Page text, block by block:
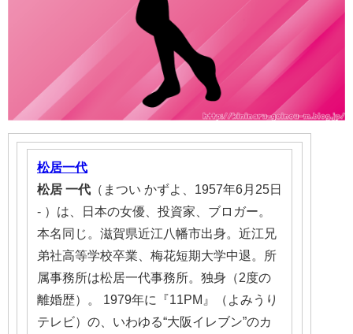
松居一代
松居 一代 （まつい かずよ、1957年6月25日
- ）は、日本の女優、投資家、ブロガー。
本名同じ。滋賀県近江八幡市出身。近江兄
弟社高等学校卒業、梅花短期大学中退。所
属事務所は松居一代事務所。独身（2度の
離婚歴）。 1979年に『11PM』（よみうり
テレビ）の、いわゆる“大阪イレブン”のカ